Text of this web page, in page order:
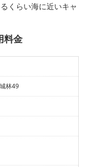
くらい海に近いキャ
料金
林49